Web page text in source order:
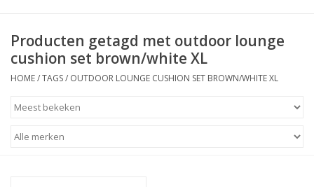
LIFESTYLE
Producten getagd met outdoor lounge
cushion set brown/white XL
HOME/TAGS/ OUTDOOR LOUNGE CUSHION SET BROWN/WHITE XL